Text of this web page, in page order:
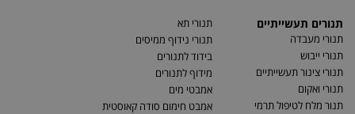
תנורים תעשייתיים
תנורי מעבדה
תנורי ייבוש
תנורי צינור תעשייתיים
תנורי ואקום
תנור מלח לטיפול תרמי
תנורי תא
תנורי נידוף ממיסים
בידוד לתנורים
מידוף לתנורים
אמבטי מים
אמבט חימום סודה קאוסטית